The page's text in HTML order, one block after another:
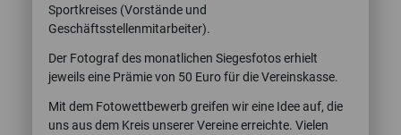
Sportkreises (Vorstände und
Geschäftsstellenmitarbeiter).
Der Fotograf des monatlichen Siegesfotos erhielt
jeweils eine Prämie von 50 Euro für die Vereinskasse.
Mit dem Fotowettbewerb greifen wir eine Idee auf, die
uns aus dem Kreis unserer Vereine erreichte. Vielen